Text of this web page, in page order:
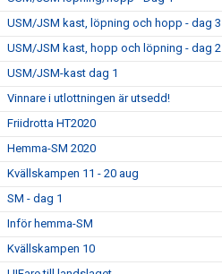
USM/JSM kast, löpning och hopp - dag 3
USM/JSM kast, hopp och löpning - dag 2
USM/JSM-kast dag 1
Vinnare i utlottningen är utsedd!
Friidrotta HT2020
Hemma-SM 2020
Kvällskampen 11 - 20 aug
SM - dag 1
Inför hemma-SM
Kvällskampen 10